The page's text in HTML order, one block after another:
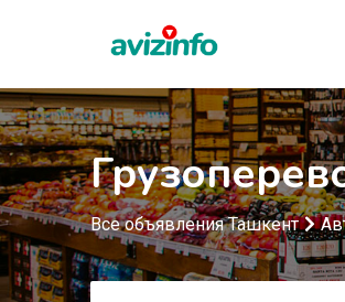
Все объявления Ташкент